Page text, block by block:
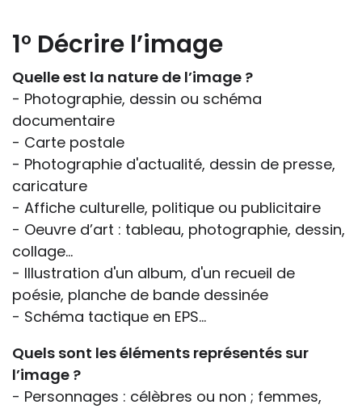
1° Décrire l’image
Quelle est la nature de l’image ?
- Photographie, dessin ou schéma
documentaire
- Carte postale
- Photographie d'actualité, dessin de presse,
caricature
- Affiche culturelle, politique ou publicitaire
- Oeuvre d’art : tableau, photographie, dessin,
collage...
- Illustration d'un album, d'un recueil de
poésie, planche de bande dessinée
- Schéma tactique en EPS…
Quels sont les éléments représentés sur
l’image ?
- Personnages : célèbres ou non ; femmes,